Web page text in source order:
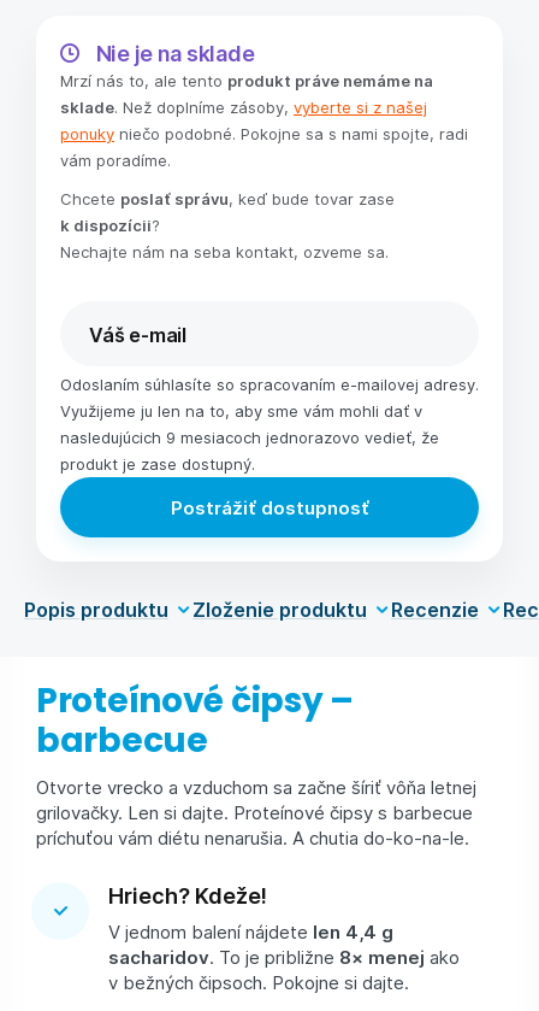
Nie je na sklade
Mrzí nás to, ale tento produkt práve nemáme na
sklade. Než doplníme zásoby, vyberte si z našej
ponuky niečo podobné. Pokojne sa s nami spojte, radi
vám poradíme.
Chcete poslať správu, keď bude tovar zase
k dispozícii?
Nechajte nám na seba kontakt, ozveme sa.
Odoslaním súhlasíte so spracovaním e-mailovej adresy.
Využijeme ju len na to, aby sme vám mohli dať v
nasledujúcich 9 mesiacoch jednorazovo vedieť, že
produkt je zase dostupný.
Postrážiť dostupnosť
Popis produktu Zloženie produktu Recenzie
Proteínové čipsy –
barbecue
Otvorte vrecko a vzduchom sa začne šíriť vôňa letnej
grilovačky. Len si dajte. Proteínové čipsy s barbecue
príchuťou vám diétu nenarušia. A chutia do-ko-na-le.
Hriech? Kdeže!
V jednom balení nájdete len 4,4 g
sacharidov. To je približne 8× menej ako
v bežných čipsoch. Pokojne si dajte.